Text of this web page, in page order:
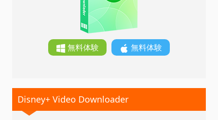
無料体験 無料体験
Disney+ Video Downloader